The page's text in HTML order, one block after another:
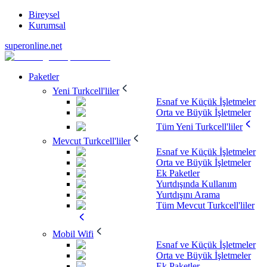
Bireysel
Kurumsal
superonline.net
Paketler
Yeni Turkcell'liler
Esnaf ve Küçük İşletmeler
Orta ve Büyük İşletmeler
Tüm Yeni Turkcell'liler
Mevcut Turkcell'liler
Esnaf ve Küçük İşletmeler
Orta ve Büyük İşletmeler
Ek Paketler
Yurtdışında Kullanım
Yurtdışını Arama
Tüm Mevcut Turkcell'liler
Mobil Wifi
Esnaf ve Küçük İşletmeler
Orta ve Büyük İşletmeler